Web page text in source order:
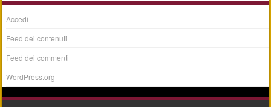
Accedi
Feed dei contenuti
Feed dei commenti
WordPress.org